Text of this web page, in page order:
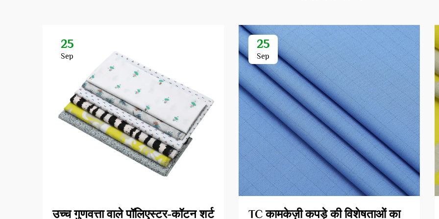
25
Sep
उच्च गुणवत्ता वाले पॉलिएस्टर-कॉटन शर्ट
25
Sep
TC कामकेज़ी कपड़े की विशेषताओं का